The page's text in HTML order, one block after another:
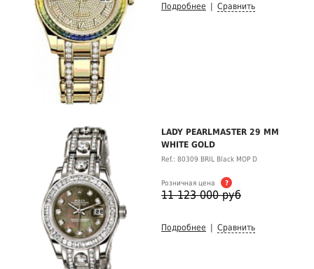
Подробнее Сравнить
LADY PEARLMASTER 29 MM
WHITE GOLD
Ref.: 80309 BRIL Black MOP D
Розничная цена ?
11 123 000 руб
Подробнее Сравнить